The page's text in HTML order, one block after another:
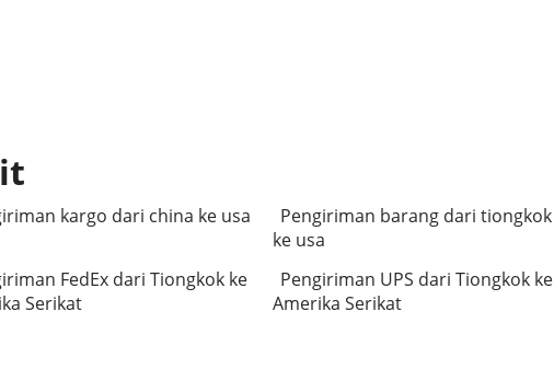
kargo dari china ke usa
Pengiriman barang dari tiongkok
ke usa
FedEx dari Tiongkok ke
Serikat
Pengiriman UPS dari Tiongkok ke
Amerika Serikat